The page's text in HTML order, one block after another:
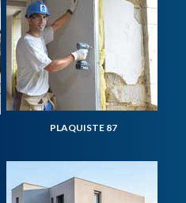
PLAQUISTE 87